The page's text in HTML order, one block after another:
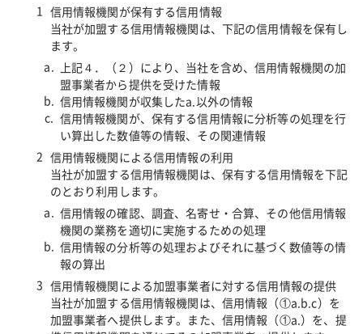
信用情報機関が保有する信用情報
当社が加盟する信用情報機関は、下記の信用情報を保有し
ます。
上記４．（２）により、当社を含め、信用情報機関の加
盟事業者から提供を受けた情報
信用情報機関が収集したa.以外の情報
信用情報機関が、保有する信用情報に分析等の処理を行
い算出した数値等の情報、その関連情報
信用情報機関による信用情報の利用
当社が加盟する信用情報機関は、保有する信用情報を下記
のとおり利用します。
信用情報の確認、調査、名寄せ・合算、その他信用情報
機関の業務を適切に実施するための処理
信用情報の分析等の処理およびそれに基づく数値等の情
報の算出
信用情報機関による加盟事業者に対する信用情報の提供
当社が加盟する信用情報機関は、信用情報（①a.b.c）を
加盟事業者へ提供します。また、信用情報（①a.）を、提